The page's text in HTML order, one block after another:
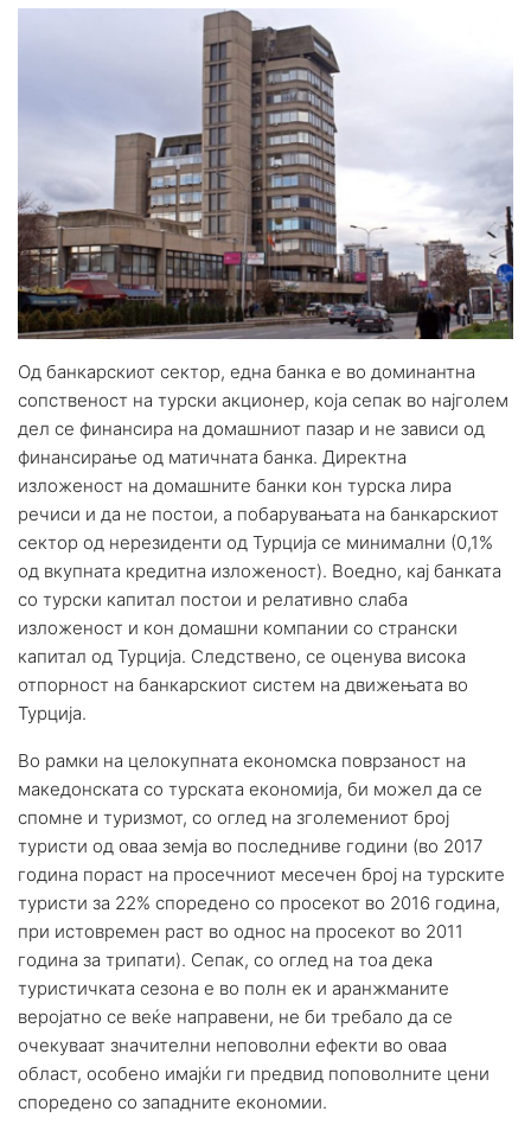
Од банкарскиот сектор, една банка е во доминантна
сопственост на турски акционер, која сепак во најголем
дел се финансира на домашниот пазар и не зависи од
финансирање од матичната банка. Директна
изложеност на домашните банки кон турска лира
речиси и да не постои, а побарувањата на банкарскиот
сектор од нерезиденти од Турција се минимални (0,1%
од вкупната кредитна изложеност). Воедно, кај банката
со турски капитал постои и релативно слаба
изложеност и кон домашни компании со странски
капитал од Турција. Следствено, се оценува висока
отпорност на банкарскиот систем на движењата во
Турција.
Во рамки на целокупната економска поврзаност на
македонската со турската економија, би можел да се
спомне и туризмот, со оглед на зголемениот број
туристи од оваа земја во последниве години (во 2017
година пораст на просечниот месечен број на турските
туристи за 22% споредено со просекот во 2016 година,
при истовремен раст во однос на просекот во 2011
година за трипати). Сепак, со оглед на тоа дека
туристичката сезона е во полн ек и аранжманите
веројатно се веќе направени, не би требало да се
очекуваат значителни неповолни ефекти во оваа
област, особено имајќи ги предвид поповолните цени
споредено со западните економии.